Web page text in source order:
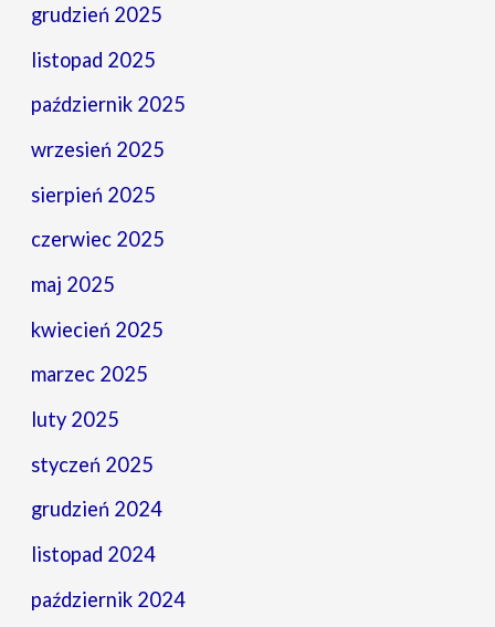
grudzień 2025
listopad 2025
październik 2025
wrzesień 2025
sierpień 2025
czerwiec 2025
maj 2025
kwiecień 2025
marzec 2025
luty 2025
styczeń 2025
grudzień 2024
listopad 2024
październik 2024